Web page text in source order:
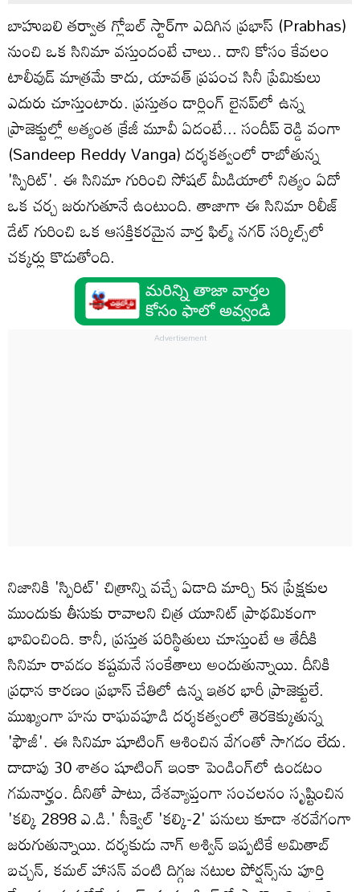
బాహుబలి తర్వాత గ్లోబల్ స్టార్‌గా ఎదిగిన ప్రభాస్ (Prabhas)
నుంచి ఒక సినిమా వస్తుందంటే చాలు.. దాని కోసం కేవలం
టాలీవుడ్ మాత్రమే కాదు, యావత్ ప్రపంచ సినీ ప్రేమికులు
ఎదురు చూస్తుంటారు. ప్రస్తుతం డార్లింగ్ లైనప్‌లో ఉన్న
ప్రాజెక్టుల్లో అత్యంత క్రేజీ మూవీ ఏదంటే... సందీప్ రెడ్డి వంగా
(Sandeep Reddy Vanga) దర్శకత్వంలో రాబోతున్న
'స్పిరిట్'. ఈ సినిమా గురించి సోషల్ మీడియాలో నిత్యం ఏదో
ఒక చర్చ జరుగుతూనే ఉంటుంది. తాజాగా ఈ సినిమా రిలీజ్
డేట్ గురించి ఒక ఆసక్తికరమైన వార్త ఫిల్మ్ నగర్ సర్కిల్స్‌లో
చక్కర్లు కొడుతోంది.
నిజానికి 'స్పిరిట్' చిత్రాన్ని వచ్చే ఏడాది మార్చి 5న ప్రేక్షకుల
ముందుకు తీసుకు రావాలని చిత్ర యూనిట్ ప్రాథమికంగా
భావించింది. కానీ, ప్రస్తుత పరిస్థితులు చూస్తుంటే ఆ తేదీకి
సినిమా రావడం కష్టమనే సంకేతాలు అందుతున్నాయి. దీనికి
ప్రధాన కారణం ప్రభాస్ చేతిలో ఉన్న ఇతర భారీ ప్రాజెక్టులే.
ముఖ్యంగా హను రాఘవపూడి దర్శకత్వంలో తెరకెక్కుతున్న
'ఫౌజీ'. ఈ సినిమా షూటింగ్ ఆశించిన వేగంతో సాగడం లేదు.
దాదాపు 30 శాతం షూటింగ్ ఇంకా పెండింగ్‌లో ఉండటం
గమనార్హం. దీనితో పాటు, దేశవ్యాప్తంగా సంచలనం సృష్టించిన
'కల్కి 2898 ఎ.డి.' సీక్వెల్ 'కల్కి-2' పనులు కూడా శరవేగంగా
జరుగుతున్నాయి. దర్శకుడు నాగ్ అశ్విన్ ఇప్పటికే అమితాబ్
బచ్చన్, కమల్ హాసన్ వంటి దిగ్గజ నటుల పోర్షన్స్‌ను పూర్తి